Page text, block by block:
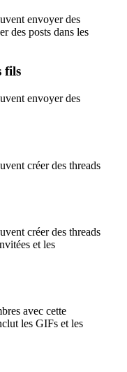
envoyer des
des posts dans les
fils
envoyer des
créer des threads
créer des threads
et les
avec cette
les GIFs et les